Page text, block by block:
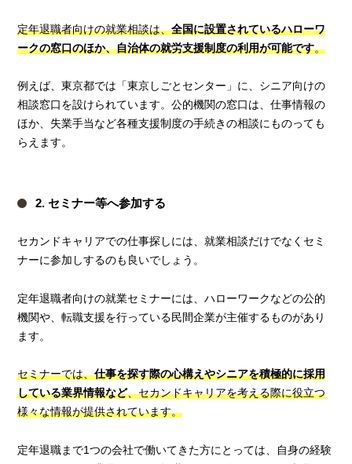
定年退職者向けの就業相談は、全国に設置されているハローワ
ークの窓口のほか、自治体の就労支援制度の利用が可能です。
例えば、東京都では「東京しごとセンター」に、シニア向けの
相談窓口を設けられています。公的機関の窓口は、仕事情報の
ほか、失業手当など各種支援制度の手続きの相談にものっても
らえます。
2. セミナー等へ参加する
セカンドキャリアでの仕事探しには、就業相談だけでなくセミ
ナーに参加しするのも良いでしょう。
定年退職者向けの就業セミナーには、ハローワークなどの公的
機関や、転職支援を行っている民間企業が主催するものがあり
ます。
セミナーでは、仕事を探す際の心構えやシニアを積極的に採用
している業界情報など、セカンドキャリアを考える際に役立つ
様々な情報が提供されています。
定年退職まで1つの会社で働いてきた方にとっては、自身の経験